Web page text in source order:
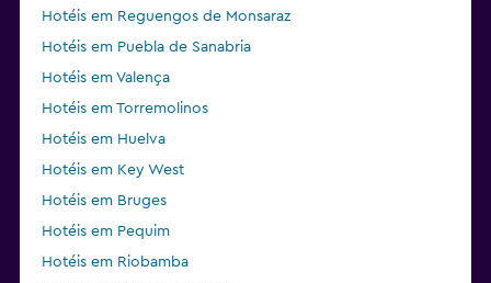
Hotéis em Reguengos de Monsaraz
Hotéis em Puebla de Sanabria
Hotéis em Valença
Hotéis em Torremolinos
Hotéis em Huelva
Hotéis em Key West
Hotéis em Bruges
Hotéis em Pequim
Hotéis em Riobamba